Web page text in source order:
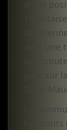
d'une
avec
gare sur
Saint-
La